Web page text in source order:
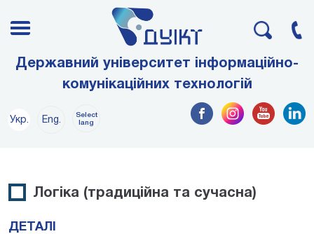
Державний університет інформаційно-
комунікаційних технологій
Укр. Eng.
Select
lang
Логіка (традиційна та сучасна)
ДЕТАЛІ